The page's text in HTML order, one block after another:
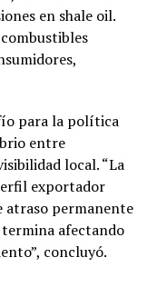
en shale oil.
para la política
entre
local. “La
exportador
atraso permanente
afectando
concluyó.